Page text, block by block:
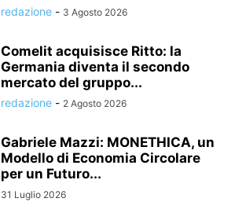
redazione - 3 Agosto 2026
Comelit acquisisce Ritto: la
Germania diventa il secondo
mercato del gruppo...
redazione - 2 Agosto 2026
Gabriele Mazzi: MONETHICA, un
Modello di Economia Circolare
per un Futuro...
31 Luglio 2026